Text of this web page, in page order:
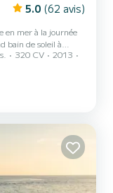
5.0 (62 avis)
en mer à la journée
bain de soleil à
plateforme de bain
famille, entre
et sa vieille ville
Vauban. Nous vous
320 CV
2013